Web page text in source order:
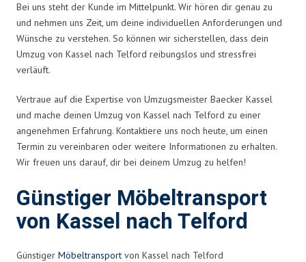
Bei uns steht der Kunde im Mittelpunkt. Wir hören dir genau zu
und nehmen uns Zeit, um deine individuellen Anforderungen und
Wünsche zu verstehen. So können wir sicherstellen, dass dein
Umzug von Kassel nach Telford reibungslos und stressfrei
verläuft.
Vertraue auf die Expertise von Umzugsmeister Baecker Kassel
und mache deinen Umzug von Kassel nach Telford zu einer
angenehmen Erfahrung. Kontaktiere uns noch heute, um einen
Termin zu vereinbaren oder weitere Informationen zu erhalten.
Wir freuen uns darauf, dir bei deinem Umzug zu helfen!
Günstiger Möbeltransport
von Kassel nach Telford
Günstiger Möbeltransport von Kassel nach Telford